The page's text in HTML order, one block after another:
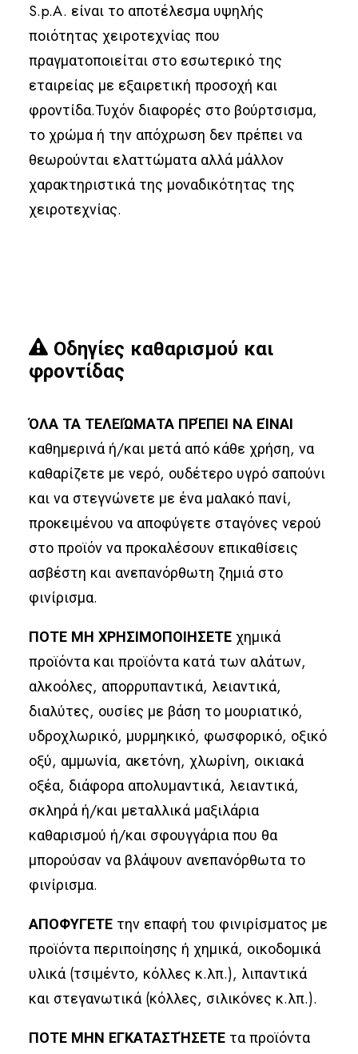
S.p.A. είναι το αποτέλεσμα υψηλής
ποιότητας χειροτεχνίας που
πραγματοποιείται στο εσωτερικό της
εταιρείας με εξαιρετική προσοχή και
φροντίδα.Τυχόν διαφορές στο βούρτσισμα,
το χρώμα ή την απόχρωση δεν πρέπει να
θεωρούνται ελαττώματα αλλά μάλλον
χαρακτηριστικά της μοναδικότητας της
χειροτεχνίας.
Οδηγίες καθαρισμού και
φροντίδας
ΌΛΑ ΤΑ ΤΕΛΕΙΏΜΑΤΑ ΠΡΈΠΕΙ ΝΑ ΕΊΝΑΙ
καθημερινά ή/και μετά από κάθε χρήση, να
καθαρίζετε με νερό, ουδέτερο υγρό σαπούνι
και να στεγνώνετε με ένα μαλακό πανί,
προκειμένου να αποφύγετε σταγόνες νερού
στο προϊόν να προκαλέσουν επικαθίσεις
ασβέστη και ανεπανόρθωτη ζημιά στο
φινίρισμα.
ΠΟΤΕ ΜΗ ΧΡΗΣΙΜΟΠΟΙΗΣΕΤΕχημικά
προϊόντα και προϊόντα κατά των αλάτων,
αλκοόλες, απορρυπαντικά, λειαντικά,
διαλύτες, ουσίες με βάση το μουριατικό,
υδροχλωρικό, μυρμηκικό, φωσφορικό, οξικό
οξύ, αμμωνία, ακετόνη, χλωρίνη, οικιακά
οξέα, διάφορα απολυμαντικά, λειαντικά,
σκληρά ή/και μεταλλικά μαξιλάρια
καθαρισμού ή/και σφουγγάρια που θα
μπορούσαν να βλάψουν ανεπανόρθωτα το
φινίρισμα.
ΑΠΟΦΥΓΕΤΕ την επαφή του φινιρίσματος με
προϊόντα περιποίησης ή χημικά, οικοδομικά
υλικά (τσιμέντο, κόλλες κ.λπ.), λιπαντικά
και στεγανωτικά (κόλλες, σιλικόνες κ.λπ.).
ΠΟΤΕ ΜΗΝ ΕΓΚΑΤΑΣΤΉΣΕΤΕ τα προϊόντα